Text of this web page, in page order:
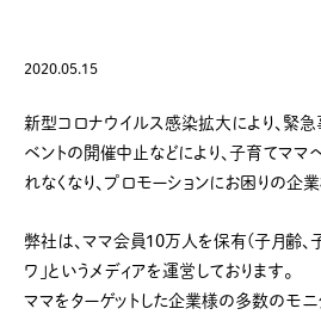
2020.05.15
新型コロナウイルス感染拡大により、緊急
ベントの開催中止などにより、子育てママ
れなくなり、プロモーションにお困りの企
弊社は、ママ会員10万人を保有(子月齢、
ワ」というメディアを運営しております。
ママをターゲットした企業様の多数のモ